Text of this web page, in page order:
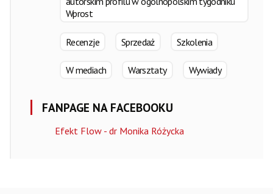
Wprost
Recenzje Sprzedaż Szkolenia
W mediach Warsztaty Wywiady
FANPAGE NA FACEBOOKU
Efekt Flow - dr Monika Różycka